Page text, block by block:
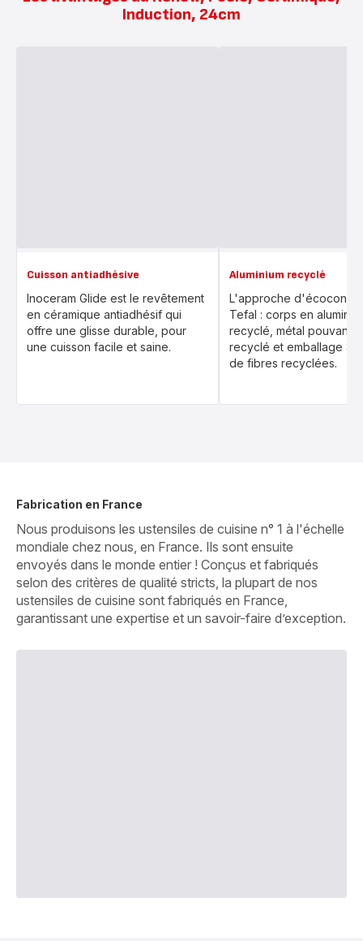
Induction, 24cm
Cuisson antiadhésive
Inoceram Glide est le revêtement
en céramique antiadhésif qui
offre une glisse durable, pour
une cuisson facile et saine.
Aluminium recyclé
L'approche
Tefal : corps en
recyclé, métal pouvant
recyclé et emballage
de fibres recyclées.
Fabrication en France
Nous produisons les ustensiles de cuisine n° 1 à l'échelle
mondiale chez nous, en France. Ils sont ensuite
envoyés dans le monde entier ! Conçus et fabriqués
selon des critères de qualité stricts, la plupart de nos
ustensiles de cuisine sont fabriqués en France,
garantissant une expertise et un savoir-faire d’exception.